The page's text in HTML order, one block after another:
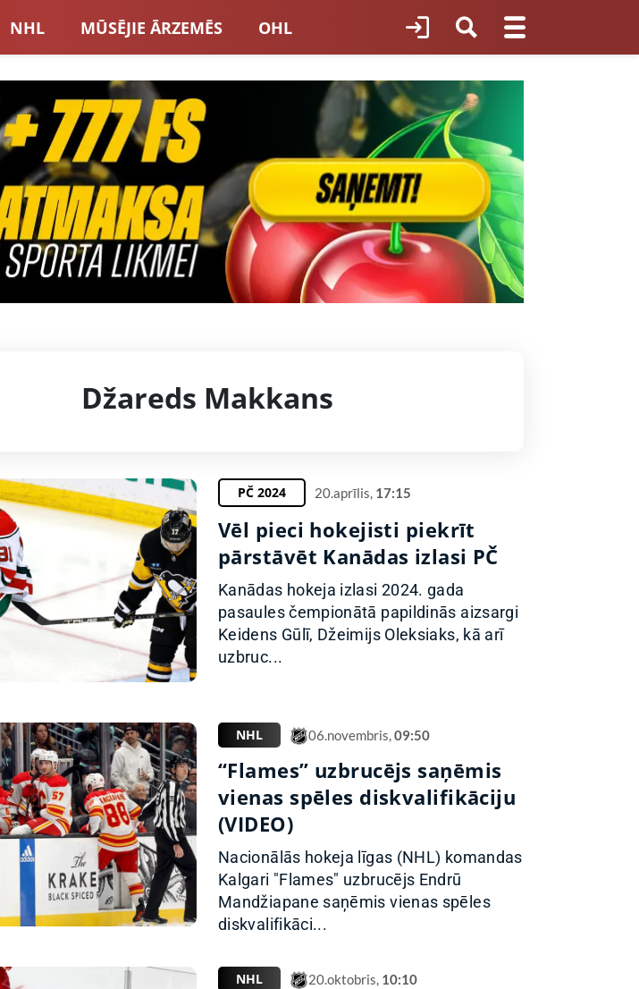
NHL MŪSĒJIE ĀRZEMĒS OHL
LVBET BONUSI JAUNATNES HOKEJS
INTERVIJAS TOTALIZATORI LATVIJĀ
VISAS ZIŅAS
Džareds Makkans
PČ 2024 20.aprīlis, 17:15
Vēl pieci hokejisti piekrīt
pārstāvēt Kanādas izlasi PČ
Kanādas hokeja izlasi 2024. gada
pasaules čempionātā papildinās aizsargi
Keidens Gūlī, Džeimijs Oleksiaks, kā arī
uzbruc...
NHL 06.novembris,09:50
“Flames” uzbrucējs saņēmis
vienas spēles diskvalifikāciju
(VIDEO)
Nacionālās hokeja līgas (NHL) komandas
Kalgari "Flames" uzbrucējs Endrū
Mandžiapane saņēmis vienas spēles
diskvalifikāci...
NHL 20.oktobris, 10:10